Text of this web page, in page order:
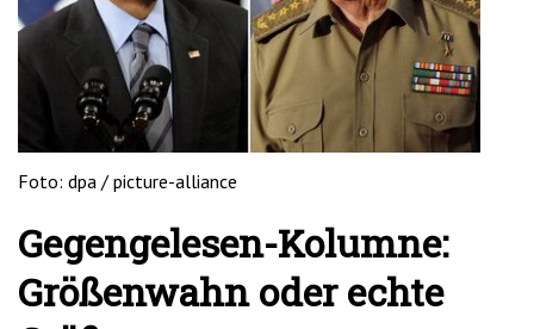
Foto: dpa / picture-alliance
Gegengelesen-Kolumne:
Größenwahn oder echte